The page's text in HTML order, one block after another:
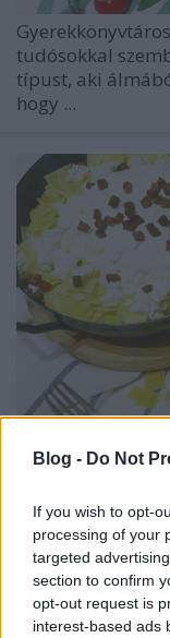
Blog - Do Not
If you wish to opt-
processing of your
targeted
section to confirm
opt-out request is
interest-based ads
tudósokkal
típust, aki
hogy ...
sztár
Túrós tészta
KönyvParfé •2023.